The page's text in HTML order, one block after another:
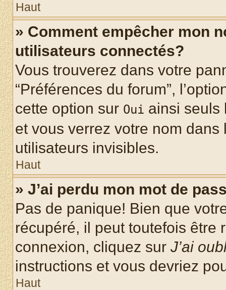
Haut
» Comment empêcher mon
utilisateurs connectés?
Vous trouverez dans votre
“Préférences du forum”,
cette option sur Oui ainsi seuls
et vous verrez votre nom
utilisateurs invisibles.
Haut
» J’ai perdu mon mot de
Pas de panique! Bien que
récupéré, il peut toutefois être
connexion, cliquez sur J’ai
instructions et vous devriez
Haut